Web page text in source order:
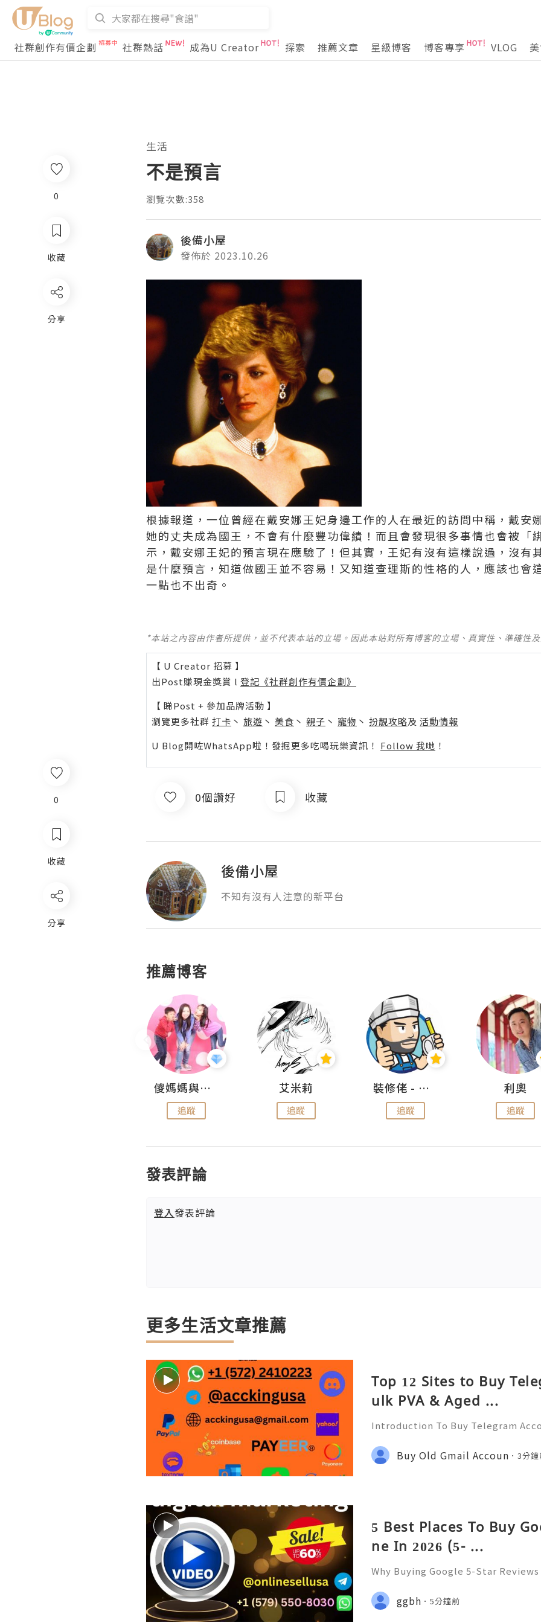
社群創作有價企劃 社群熱話 成為U Creator 探索 推薦文章 星級博客 博客專享 VLOG
0
收藏
分享
生活
不是預言
瀏覽次數:358
後備小屋
發佈於 2023.10.26
根據報道，一位曾經在戴安娜王妃身邊工作的人在最近的訪問中稱，戴安
她的丈夫成為國王，不會有什麼豐功偉績！而且會發現很多事情也會被「
示，戴安娜王妃的預言現在應驗了！但其實，王妃有沒有這樣說過，沒有
是什麼預言，知道做國王並不容易！又知道查理斯的性格的人，應該也會
一點也不出奇。
*本站之內容由作者所提供，並不代表本站的立場。因此本站對所有博客的立場、真實性、準確性
【 U Creator 招募 】
出Post賺現金獎賞 l 登記《社群創作有價企劃》
【 睇Post + 參加品牌活動 】
瀏覽更多社群 打卡 丶 旅遊 丶 美食 丶 親子 丶 寵物 丶 扮靚攻略及 活動情報
U Blog開咗WhatsApp啦！發掘更多吃喝玩樂資訊！ Follow 我哋 ！
0個讚好 收藏
後備小屋
不知有沒有人注意的新平台
推薦博客
儍媽媽與兩隻小魔怪之家
追蹤
艾米莉
追蹤
裝修佬 - 香港一站式網上裝修平台
追蹤
利奧
追蹤
發表評論
登入發表評論
更多生活文章推薦
Top 12 Sites to Buy
ulk PVA & Aged ...
Introduction To Buy Telegram
l role in connecting people,
mong these platforms, Tele
Buy Old Gmail Accoun 3分
5 Best Places To Buy
ne In 2026 (5- ...
Why Buying Google 5-Star
upport 24/7 🚀📡💬📱🛸👑
👨‍💻🎙️🔥👑 Discord ➜ Account
ggbh 5分鐘前
0
收藏
分享